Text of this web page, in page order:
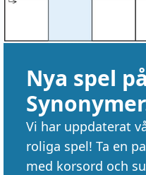
Nya spel på
Vi har uppdaterat
roliga spel! Ta en
med korsord och